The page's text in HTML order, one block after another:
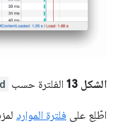
الشكل 13 الفلترة حسب
اطّلِع على فلترة الموارد